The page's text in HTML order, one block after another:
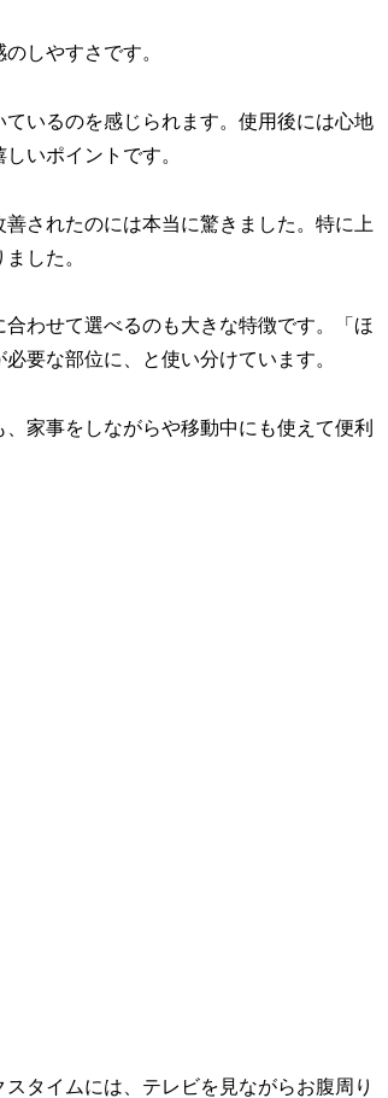
しやすさです。
いるのを感じられます。使用後には心地
いポイントです。
されたのには本当に驚きました。特に上
した。
わせて選べるのも大きな特徴です。「ほ
要な部位に、と使い分けています。
家事をしながらや移動中にも使えて便利
タイムには、テレビを見ながらお腹周り